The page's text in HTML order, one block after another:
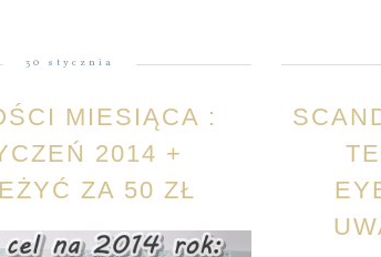
30 stycznia
MIESIĄCA :
2014 +
ZA 50 ZŁ